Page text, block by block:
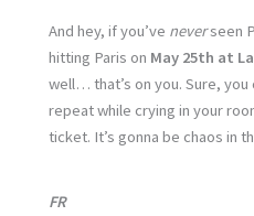
And hey, if you’ve neverseen
hitting Paris on May 25th at
well… that’s on you. Sure,
repeat while crying in your
ticket. It’s gonna be chaos in
FR